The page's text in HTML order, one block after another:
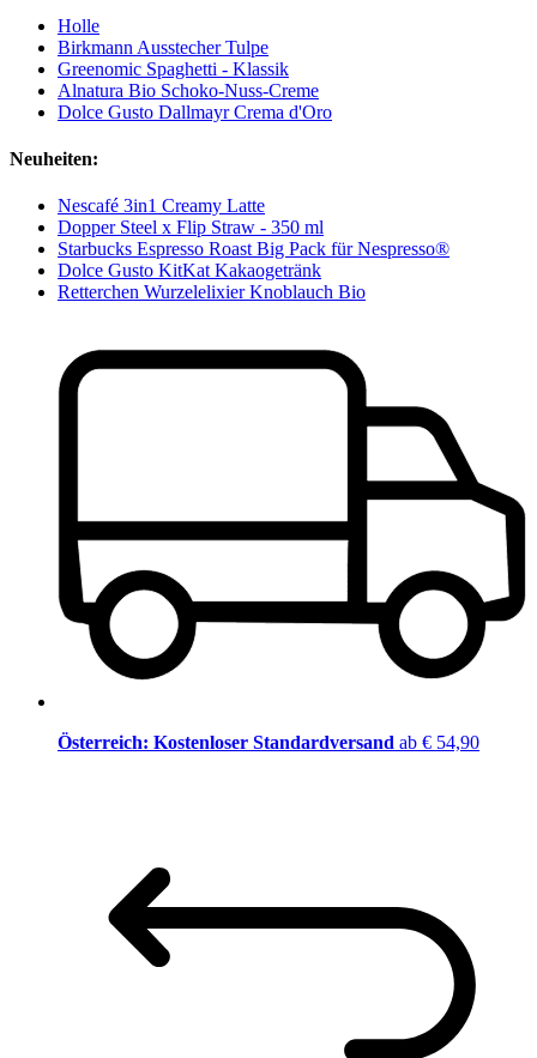
Holle
Birkmann Ausstecher Tulpe
Greenomic Spaghetti - Klassik
Alnatura Bio Schoko-Nuss-Creme
Dolce Gusto Dallmayr Crema d'Oro
Neuheiten:
Nescafé 3in1 Creamy Latte
Dopper Steel x Flip Straw - 350 ml
Starbucks Espresso Roast Big Pack für Nespresso®
Dolce Gusto KitKat Kakaogetränk
Retterchen Wurzelelixier Knoblauch Bio
Österreich: Kostenloser Standardversand ab € 54,90